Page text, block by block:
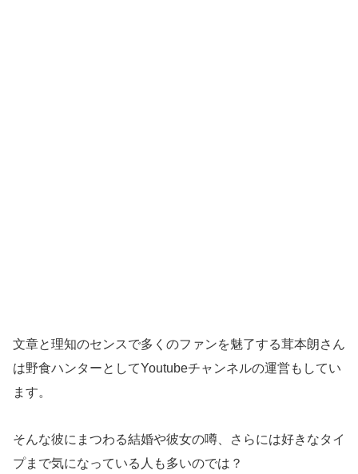
文章と理知のセンスで多くのファンを魅了する茸本朗さん
は野食ハンターとしてYoutubeチャンネルの運営もしてい
ます。
そんな彼にまつわる結婚や彼女の噂、さらには好きなタイ
プまで気になっている人も多いのでは？